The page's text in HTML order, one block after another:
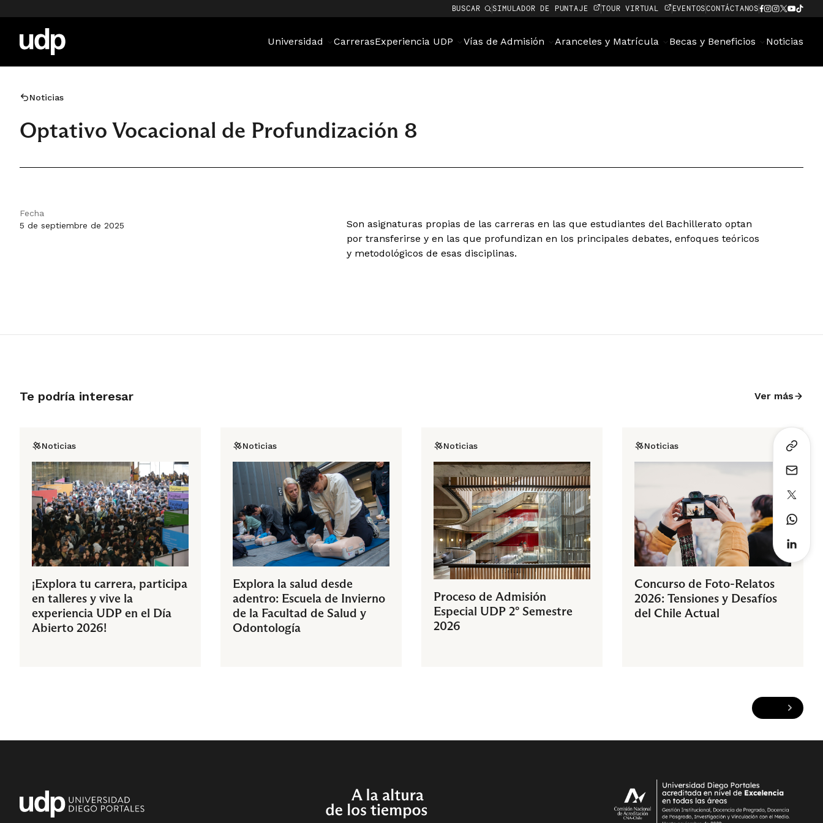
BUSCAR SIMULADOR DE PUNTAJE TOUR VIRTUAL EVENTOSCONTÁCTANOS
Universidad CarrerasExperiencia UDP Vías de Admisión Aranceles y Matrícula Becas y Beneficios Noticias
Noticias
Optativo Vocacional de Profundización 8
Fecha
5 de septiembre de 2025
Son asignaturas propias de las carreras en las que estudiantes del Bachillerato optan
por transferirse y en las que profundizan en los principales debates, enfoques teóricos
y metodológicos de esas disciplinas.
Te podría interesar Ver más
Noticias
¡Explora tu carrera, participa
en talleres y vive la
experiencia UDP en el Día
Abierto 2026!
Noticias
Explora la salud desde
adentro: Escuela de Invierno
de la Facultad de Salud y
Odontología
Noticias
Proceso de Admisión
Especial UDP 2° Semestre
2026
Noticias
Concurso de Foto-Relatos
2026: Tensiones y Desafíos
del Chile Actual